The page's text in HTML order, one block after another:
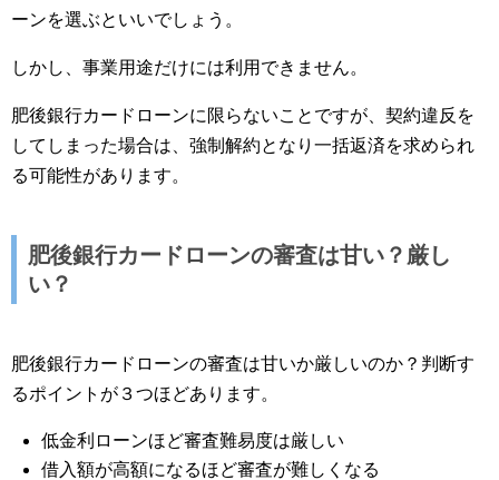
ーンを選ぶといいでしょう。
しかし、事業用途だけには利用できません。
肥後銀行カードローンに限らないことですが、契約違反を
してしまった場合は、強制解約となり一括返済を求められ
る可能性があります。
肥後銀行カードローンの審査は甘い？厳し
い？
肥後銀行カードローンの審査は甘いか厳しいのか？判断す
るポイントが３つほどあります。
低金利ローンほど審査難易度は厳しい
借入額が高額になるほど審査が難しくなる